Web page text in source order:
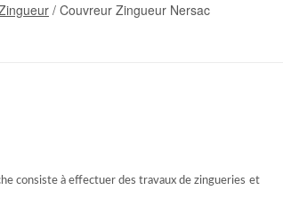
/ Couvreur Zingueur Nersac
consiste à effectuer des travaux de zingueries et